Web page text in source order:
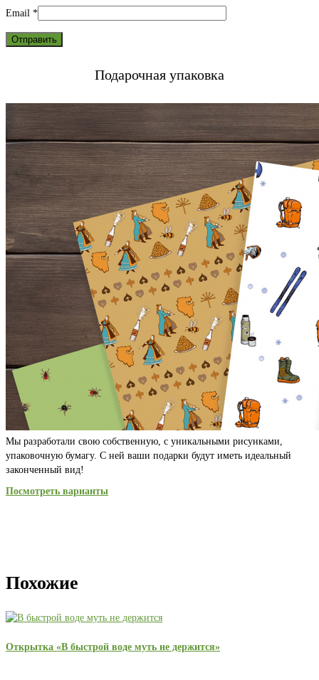
Email *
Подарочная упаковка
Мы разработали свою собственную, с уникальными рисунками,
упаковочную бумагу. С ней ваши подарки будут иметь идеальный
законченный вид!
Посмотреть варианты
Похожие
Открытка «В быстрой воде муть не держится»